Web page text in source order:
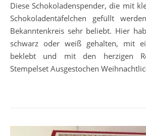
Diese Schokoladenspender, die mit kleinen, quadratischen
Schokoladentäfelchen gefüllt
Bekanntenkreis sehr beliebt. Hier
schwarz oder weiß gehalten, mit
beklebt und mit den herzigen
Stempelset Ausgestochen